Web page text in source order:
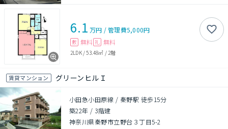
6.1 万円 /管理費5,000円
敷 無料 礼 無料
2LDK/53.48㎡ / 2階
賃貸マンション グリーンヒルＩ
小田急小田原線 / 秦野駅 徒歩15分
築22年 / 3階建
神奈川県秦野市立野台３丁目5-2